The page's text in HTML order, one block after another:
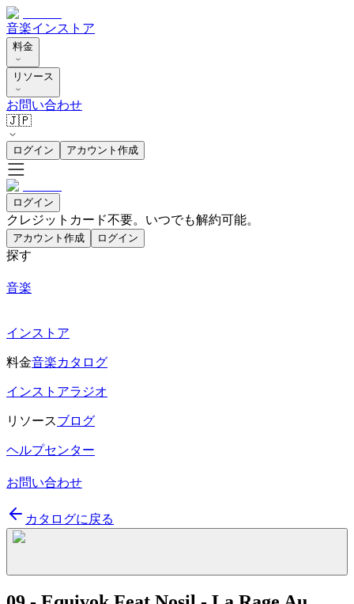
音楽インストア
料金
リソース
お問い合わせ
🇯🇵
ログイン アカウント作成
ログイン
クレジットカード不要。いつでも解約可能。
アカウント作成 ログイン
探す
音楽
インストア
料金音楽カタログ
インストアラジオ
リソースブログ
ヘルプセンター
お問い合わせ
カタログに戻る